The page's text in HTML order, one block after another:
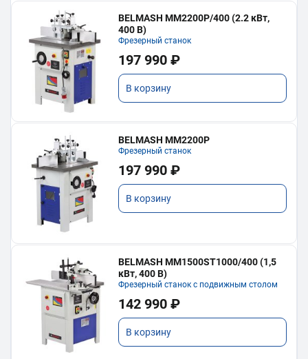
BELMASH MM2200P/400 (2.2 кВт,
400 В)
Фрезерный станок
197 990 ₽
В корзину
BELMASH MM2200P
Фрезерный станок
197 990 ₽
В корзину
BELMASH MM1500ST1000/400 (1,5
кВт, 400 В)
Фрезерный станок с подвижным столом
142 990 ₽
В корзину